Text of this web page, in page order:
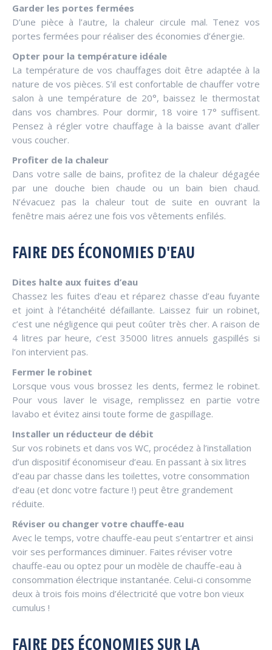
Garder les portes fermées
D’une pièce à l’autre, la chaleur circule mal. Tenez vos
portes fermées pour réaliser des économies d’énergie.
Opter pour la température idéale
La température de vos chauffages doit être adaptée à la
nature de vos pièces. S’il est confortable de chauffer votre
salon à une température de 20°, baissez le thermostat
dans vos chambres. Pour dormir, 18 voire 17° suffisent.
Pensez à régler votre chauffage à la baisse avant d’aller
vous coucher.
Profiter de la chaleur
Dans votre salle de bains, profitez de la chaleur dégagée
par une douche bien chaude ou un bain bien chaud.
N’évacuez pas la chaleur tout de suite en ouvrant la
fenêtre mais aérez une fois vos vêtements enfilés.
FAIRE DES ÉCONOMIES D'EAU
Dites halte aux fuites d’eau
Chassez les fuites d’eau et réparez chasse d’eau fuyante
et joint à l’étanchéité défaillante. Laissez fuir un robinet,
c’est une négligence qui peut coûter très cher. A raison de
4 litres par heure, c’est 35000 litres annuels gaspillés si
l’on intervient pas.
Fermer le robinet
Lorsque vous vous brossez les dents, fermez le robinet.
Pour vous laver le visage, remplissez en partie votre
lavabo et évitez ainsi toute forme de gaspillage.
Installer un réducteur de débit
Sur vos robinets et dans vos WC, procédez à l’installation
d’un dispositif économiseur d’eau. En passant à six litres
d’eau par chasse dans les toilettes, votre consommation
d’eau (et donc votre facture !) peut être grandement
réduite.
Réviser ou changer votre chauffe-eau
Avec le temps, votre chauffe-eau peut s’entartrer et ainsi
voir ses performances diminuer. Faites réviser votre
chauffe-eau ou optez pour un modèle de chauffe-eau à
consommation électrique instantanée. Celui-ci consomme
deux à trois fois moins d’électricité que votre bon vieux
cumulus !
FAIRE DES ÉCONOMIES SUR LA